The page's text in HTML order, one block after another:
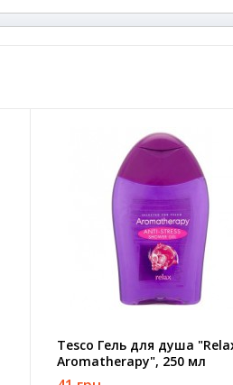
Tesco Гель для душа
Aromatherapy", 250 мл